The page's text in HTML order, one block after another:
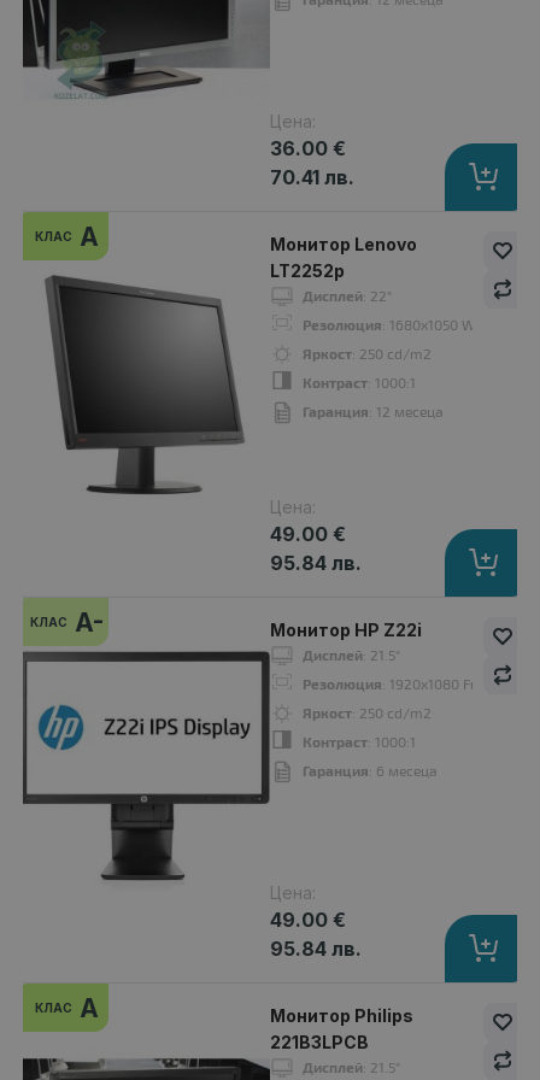
Яркост
Контраст: 1000:1
Гаранция: 12 месеца
A-
Монитор Lenovo L2250p
Резолюция: 1680x1050 WSXGA+16:10
Гаранция
: 6 месеца
A
Цена:
36.00 €
70.41 лв.
КЛАС A
Монитор Lenovo
LT2252p
Дисплей: 22"
Резолюция: 1680x1050
Яркост: 250 cd/m2
Контраст: 1000:1
Гаранция: 12 месеца
Цена:
49.00 €
95.84 лв.
КЛАС A- Монитор HP Z22i
Дисплей: 21.5"
Резолюция: 1920x1080 Full HD
Яркост: 250 cd/m2
Контраст: 1000:1
Гаранция: 6 месеца
Цена:
49.00 €
95.84 лв.
КЛАС A
Монитор Philips
221B3LPCB
Дисплей: 21.5"